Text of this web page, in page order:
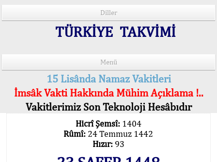
Diller
TÜRKİYE TAKVİMİ
Menü
15 Lisânda Namaz Vakitleri
İmsâk Vakti Hakkında Mühim Açıklama !..
Vakitlerimiz Son Teknoloji Hesâbıdır
Hicrî Şemsî: 1404
Rûmî: 24 Temmuz 1442
Hızır: 93